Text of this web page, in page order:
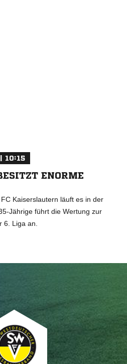
10:15
ENORME S
Kaiserslautern läuft es in der
Jährige führt die Wertung zur
6. Liga an.